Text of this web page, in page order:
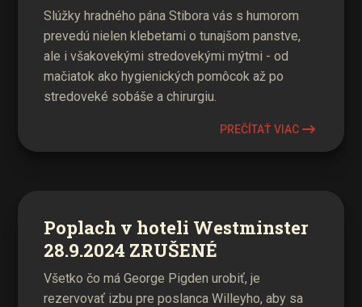
Slúžky hradného pána Stibora vás s humorom
prevedú nielen klebetami o tunajšom panstve,
ale i všakovekými stredovekými mýtmi - od
mačiatok ako hygienických pomôcok až po
stredoveké sobáše a chirurgiu.
PREČÍTAŤ VIAC
Poplach v hoteli Westminster
28.9.2024 ZRUŠENÉ
Všetko čo má George Pigden urobiť, je
rezervovať izbu pre poslanca Willeyho, aby sa